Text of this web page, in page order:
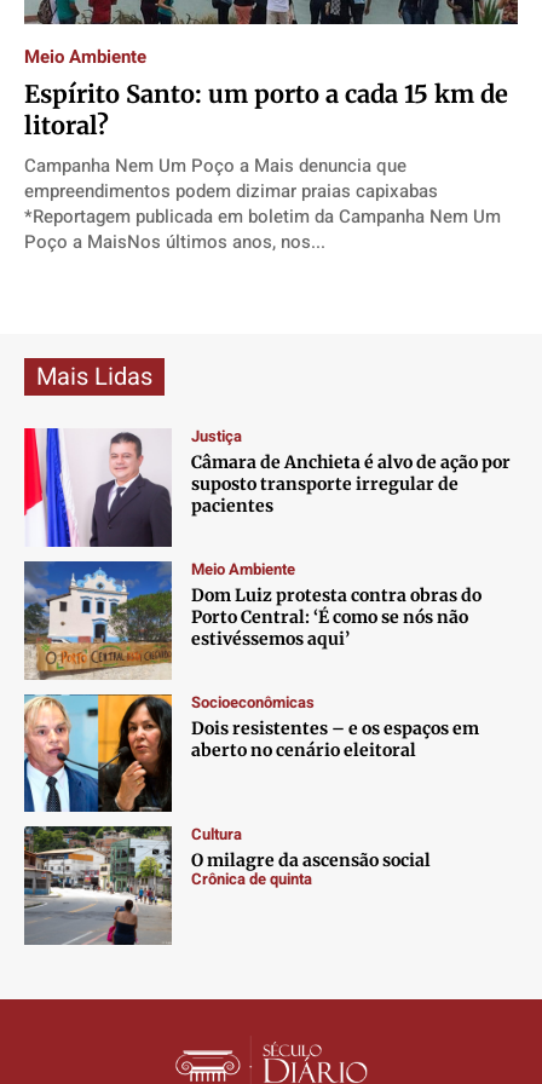
Direitos
Economia
Cultura
Colunas
Caetano Roque
Gustavo Bastos
Jr Mignone (in memorian)
Publicidade Legal
Anuncie
Quem Somos
Expediente
Contato
Anuncie
Termos de Uso
Privacidade
Direitos
Economia
Cultura
Colunas
Caetano Roque
Gustavo Bastos
Jr Mignone (in memorian)
Publicidade Legal
Anuncie
Quem Somos
Expediente
Contato
Anuncie
Termos de Uso
Privacidade
Direitos
Economia
Cultura
Colunas
Caetano Roque
Gustavo Bastos
Jr Mignone (in memorian)
Publicidade Legal
Anuncie
Quem Somos
Expediente
Contato
Anuncie
Termos de Uso
Privacidade
Direitos
Economia
Cultura
Colunas
Caetano Roque
Gustavo Bastos
Jr Mignone (in memorian)
Publicidade Legal
Anuncie
Quem Somos
Expediente
Contato
Anuncie
Termos de Uso
Privacidade
Meio Ambiente
Espírito Santo: um porto a cada 15 km de
litoral?
Campanha Nem Um Poço a Mais denuncia que
empreendimentos podem dizimar praias capixabas
*Reportagem publicada em boletim da Campanha Nem Um
Poço a MaisNos últimos anos, nos...
Mais Lidas
Justiça
Câmara de Anchieta é alvo de ação por
suposto transporte irregular de
pacientes
Meio Ambiente
Dom Luiz protesta contra obras do
Porto Central: ‘É como se nós não
estivéssemos aqui’
Socioeconômicas
Dois resistentes – e os espaços em
aberto no cenário eleitoral
Cultura
O milagre da ascensão social
Crônica de quinta